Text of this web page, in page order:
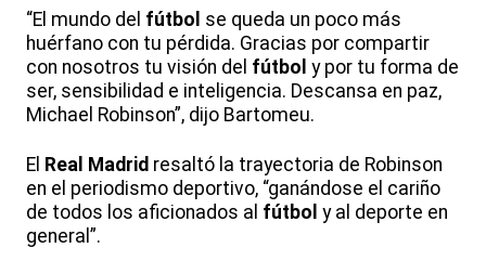
“El mundo del fútbol se queda un poco más
huérfano con tu pérdida. Gracias por compartir
con nosotros tu visión del fútbol y por tu forma de
ser, sensibilidad e inteligencia. Descansa en paz,
Michael Robinson”, dijo Bartomeu.
El Real Madrid resaltó la trayectoria de Robinson
en el periodismo deportivo, “ganándose el cariño
de todos los aficionados al fútbol y al deporte en
general”.